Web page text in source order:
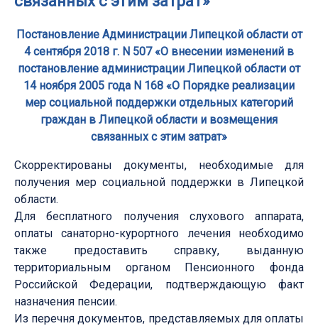
Постановление Администрации Липецкой области от
4 сентября 2018 г. N 507 «О внесении изменений в
постановление администрации Липецкой области от
14 ноября 2005 года N 168 «О Порядке реализации
мер социальной поддержки отдельных категорий
граждан в Липецкой области и возмещения
связанных с этим затрат»
Скорректированы документы, необходимые для
получения мер социальной поддержки в Липецкой
области.
Для бесплатного получения слухового аппарата,
оплаты санаторно-курортного лечения необходимо
также предоставить справку, выданную
территориальным органом Пенсионного фонда
Российской Федерации, подтверждающую факт
назначения пенсии.
Из перечня документов, представляемых для оплаты